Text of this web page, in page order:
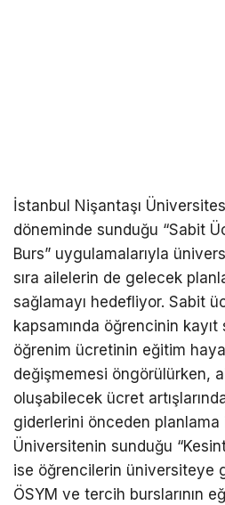
İstanbul Nişantaşı
döneminde sunduğu “Sabit
Burs” uygulamalarıyla
sıra ailelerin de gelecek
sağlamayı hedefliyor. Sabit
kapsamında öğrencinin kayıt
öğrenim ücretinin eğitim
değişmemesi öngörülürken,
oluşabilecek ücret
giderlerini önceden planlama
Üniversitenin sunduğu
ise öğrencilerin üniversiteye
ÖSYM ve tercih burslarının